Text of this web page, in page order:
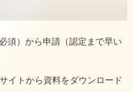
須）から申請（認定まで早い
イトから資料をダウンロード